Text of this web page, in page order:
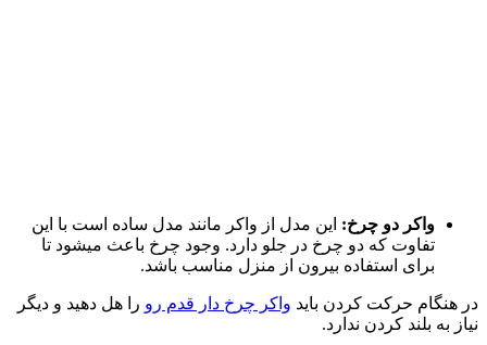
واکر دو چرخ: این مدل از واکر مانند مدل ساده است با این
تفاوت که دو چرخ در جلو دارد. وجود چرخ باعث میشود تا
برای استفاده بیرون از منزل مناسب باشد.
در هنگام حرکت کردن باید واکر چرخ دار قدم رو را هل دهید و دیگر
نیاز به بلند کردن ندارد.